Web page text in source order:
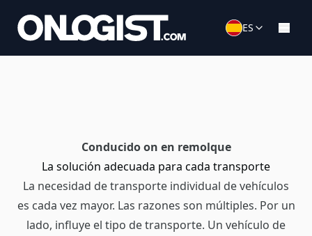
ES
Conducido on en remolque
La solución adecuada para cada transporte
La necesidad de transporte individual de vehículos
es cada vez mayor. Las razones son múltiples. Por un
lado, influye el tipo de transporte. Un vehículo de